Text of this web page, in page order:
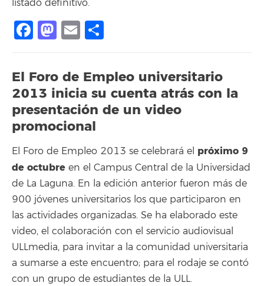
listado definitivo.
Facebook
Mastodon
Email
El Foro de Empleo universitario
2013 inicia su cuenta atrás con la
presentación de un video
promocional
El Foro de Empleo 2013 se celebrará el próximo 9
de octubre en el Campus Central de la Universidad
de La Laguna. En la edición anterior fueron más de
900 jóvenes universitarios los que participaron en
las actividades organizadas. Se ha elaborado este
video, el colaboración con el servicio audiovisual
ULLmedia, para invitar a la comunidad universitaria
a sumarse a este encuentro; para el rodaje se contó
con un grupo de estudiantes de la ULL.